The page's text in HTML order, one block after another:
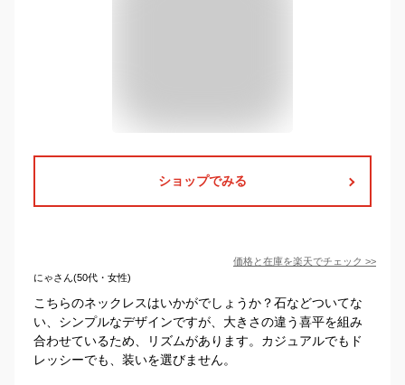
ショップでみる
価格と在庫を楽天でチェック >>
にゃさん(50代・女性)
こちらのネックレスはいかがでしょうか？石などついてな
い、シンプルなデザインですが、大きさの違う喜平を組み
合わせているため、リズムがあります。カジュアルでもド
レッシーでも、装いを選びません。